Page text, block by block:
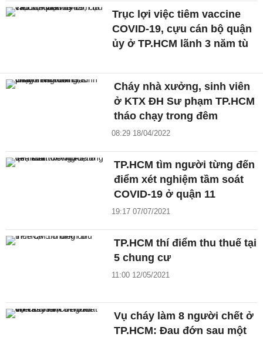
Trục lợi việc tiêm vaccine
COVID-19, cựu cán bộ quận
ủy ở TP.HCM lãnh 3 năm tù
Cháy nhà xưởng, sinh viên
ở KTX ĐH Sư phạm TP.HCM
tháo chạy trong đêm
08:29 18/04/2022
TP.HCM tìm người từng đến
điểm xét nghiệm tầm soát
COVID-19 ở quận 11
19:17 07/07/2021
TP.HCM thí điểm thu thuế tại
5 chung cư
11:00 12/05/2021
Vụ cháy làm 8 người chết ở
TP.HCM: Đau đớn sau một